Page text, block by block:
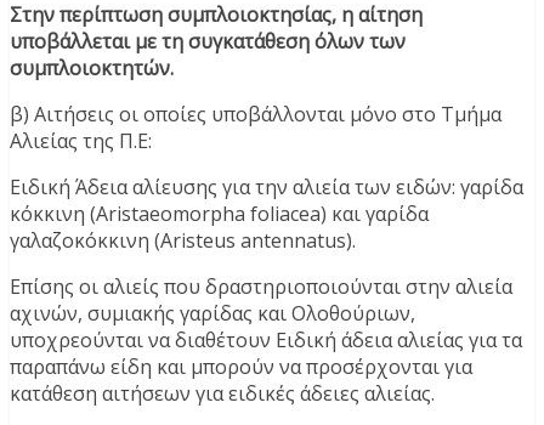
Στην περίπτωση συμπλοιοκτησίας, η αίτηση
υποβάλλεται με τη συγκατάθεση όλων των
συμπλοιοκτητών.
β) Αιτήσεις οι οποίες υποβάλλονται μόνο στο Τμήμα
Αλιείας της Π.Ε:
Ειδική Άδεια αλίευσης για την αλιεία των ειδών: γαρίδα
κόκκινη (Aristaeomorpha foliacea) και γαρίδα
γαλαζοκόκκινη (Aristeus antennatus).
Επίσης οι αλιείς που δραστηριοποιούνται στην αλιεία
αχινών, συμιακής γαρίδας και Ολοθούριων,
υποχρεούνται να διαθέτουν Ειδική άδεια αλιείας για τα
παραπάνω είδη και μπορούν να προσέρχονται για
κατάθεση αιτήσεων για ειδικές άδειες αλιείας.